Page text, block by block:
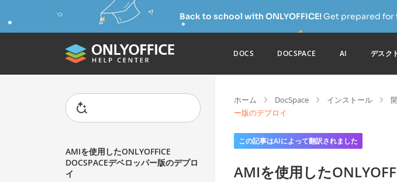
Back to school with ONLYOFFICE!Get prepared for
DOCS DOCSPACE AI デスク
AMIを使用したONLYOFFICE
DOCSPACEデベロッパー版のデプロ
イ
ホーム DocSpace インストール
ー版のデプロイ
この記事はAIによって翻訳されました
AMIを使用した